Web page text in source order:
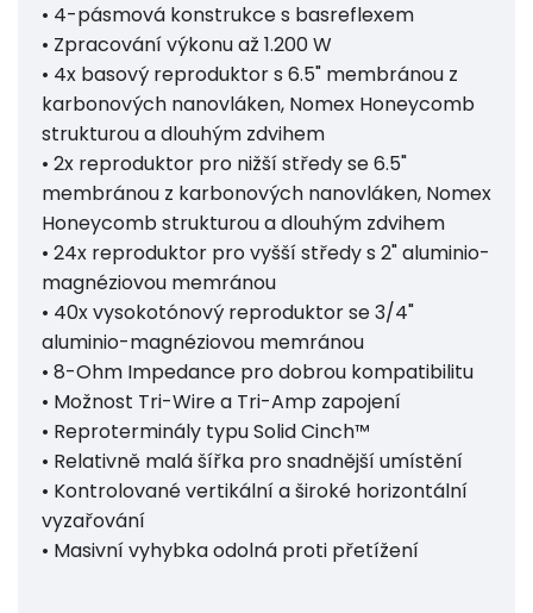
• 4-pásmová konstrukce s basreflexem
• Zpracování výkonu až 1.200 W
• 4x basový reproduktor s 6.5" membránou z
karbonových nanovláken, Nomex Honeycomb
strukturou a dlouhým zdvihem
• 2x reproduktor pro nižší středy se 6.5"
membránou z karbonových nanovláken, Nomex
Honeycomb strukturou a dlouhým zdvihem
• 24x reproduktor pro vyšší středy s 2" aluminio-
magnéziovou memránou
• 40x vysokotónový reproduktor se 3/4"
aluminio-magnéziovou memránou
• 8-Ohm Impedance pro dobrou kompatibilitu
• Možnost Tri-Wire a Tri-Amp zapojení
• Reproterminály typu Solid Cinch™
• Relativně malá šířka pro snadnější umístění
• Kontrolované vertikální a široké horizontální
vyzařování
• Masivní vyhybka odolná proti přetížení